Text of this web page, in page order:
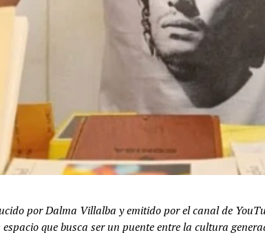
por Dalma Villalba y emitido por el canal de
que busca ser un puente entre la cultura